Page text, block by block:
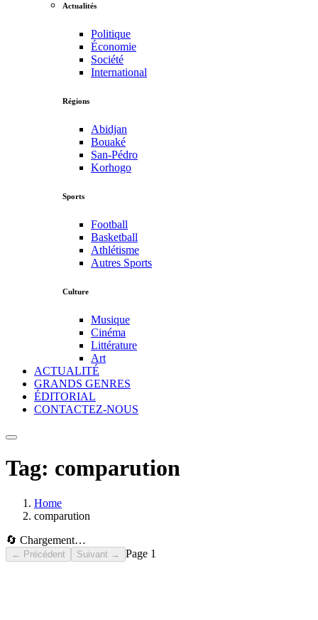
Actualités
Politique
Économie
Société
International
Régions
Abidjan
Bouaké
San-Pédro
Korhogo
Sports
Football
Basketball
Athlétisme
Autres Sports
Culture
Musique
Cinéma
Littérature
Art
ACTUALITÉ
GRANDS GENRES
ÉDITORIAL
CONTACTEZ-NOUS
Tag: comparution
Home
comparution
🔄 Chargement…
← Précédent Suivant → Page 1